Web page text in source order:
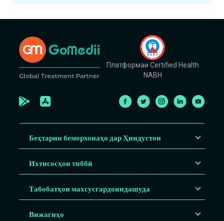
Платформаи Certified Health
NABH
Беҳтарин беморхонаҳо дар Ҳиндустон
Ихтисосҳои тиббӣ
Табобатҳои махсусгардонидашуда
Вижагиҳо